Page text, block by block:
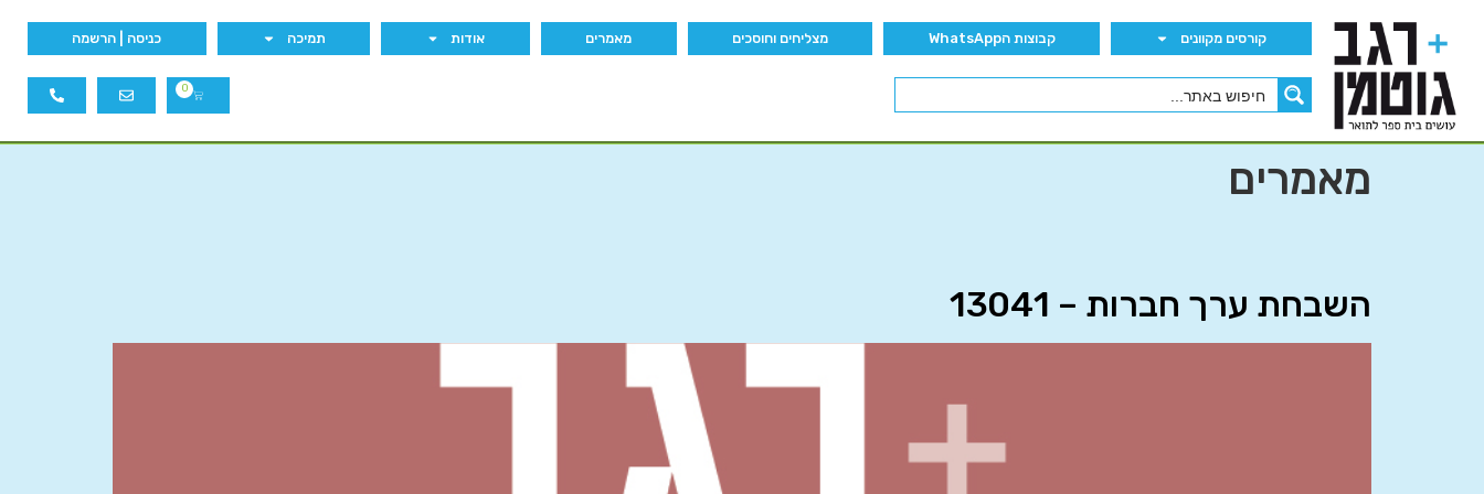
קורסים מקוונים קבוצות הWhatsApp מצליחים וחוסכים מאמרים אודות תמיכה כניסה | הרשמה
0
מאמרים
השבחת ערך חברות – 13041